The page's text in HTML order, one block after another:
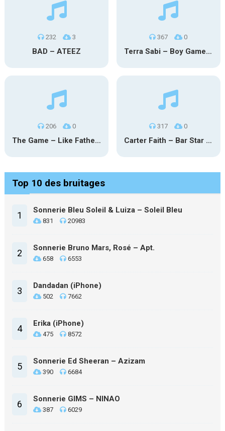
232 3
BAD – ATEEZ
367 0
Terra Sabi – Boy Game X Marcia Cruz
206 0
The Game – Like Father Like Daughter
317 0
Carter Faith – Bar Star Vevo
Top 10 des bruitages
1 Sonnerie Bleu Soleil & Luiza – Soleil Bleu
831 20983
2 Sonnerie Bruno Mars, Rosé – Apt.
658 6553
3 Dandadan (iPhone)
502 7662
4 Erika (iPhone)
475 8572
5 Sonnerie Ed Sheeran – Azizam
390 6684
6 Sonnerie GIMS – NINAO
387 6029